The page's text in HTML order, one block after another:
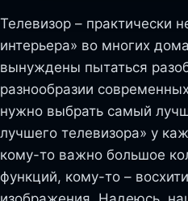
Телевизор – практически
интерьера» во многих
вынуждены пытаться
разнообразии
нужно выбрать самый
лучшего телевизора» у
кому-то важно большое
функций, кому-то –